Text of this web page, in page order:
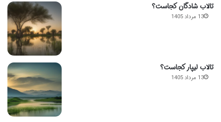
تالاب شادگان کجاست؟
13 مرداد 1405
تالاب لیپار کجاست؟
13 مرداد 1405